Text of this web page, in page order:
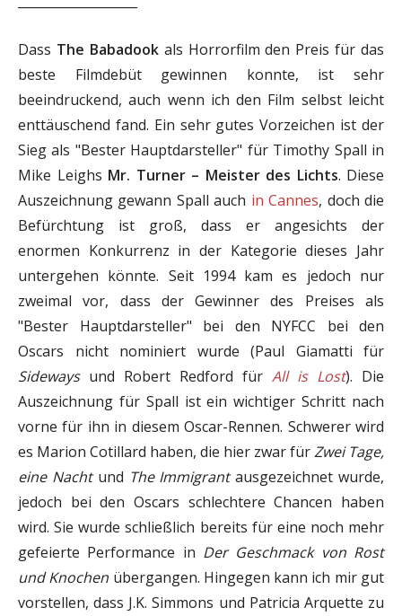
Dass The Babadookals Horrorfilm den Preis für das
beste Filmdebüt gewinnen konnte, ist sehr
beeindruckend, auch wenn ich den Film selbst leicht
enttäuschend fand. Ein sehr gutes Vorzeichen ist der
Sieg als "Bester Hauptdarsteller" für Timothy Spall in
Mike Leighs Mr. Turner – Meister des Lichts. Diese
Auszeichnung gewann Spall auch in Cannes, doch die
Befürchtung ist groß, dass er angesichts der
enormen Konkurrenz in der Kategorie dieses Jahr
untergehen könnte. Seit 1994 kam es jedoch nur
zweimal vor, dass der Gewinner des Preises als
"Bester Hauptdarsteller" bei den NYFCC bei den
Oscars nicht nominiert wurde (Paul Giamatti für
Sidewaysund Robert Redford für All is Lost). Die
Auszeichnung für Spall ist ein wichtiger Schritt nach
vorne für ihn in diesem Oscar-Rennen. Schwerer wird
es Marion Cotillard haben, die hier zwar fürZwei Tage,
eine Nachtund The Immigrantausgezeichnet wurde,
jedoch bei den Oscars schlechtere Chancen haben
wird. Sie wurde schließlich bereits für eine noch mehr
gefeierte Performance in Der Geschmack von Rost
und Knochen übergangen. Hingegen kann ich mir gut
vorstellen, dass J.K. Simmons und Patricia Arquette zu